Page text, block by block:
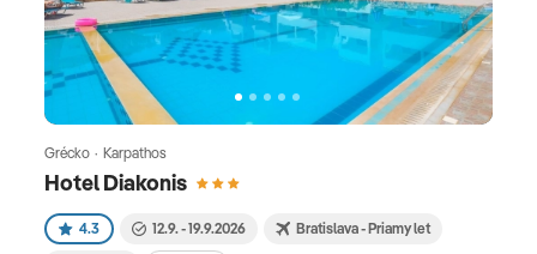
Hotel Diakonis
Grécko · Karpathos
4.3 12.9. - 19.9.2026 Bratislava - Priamy let